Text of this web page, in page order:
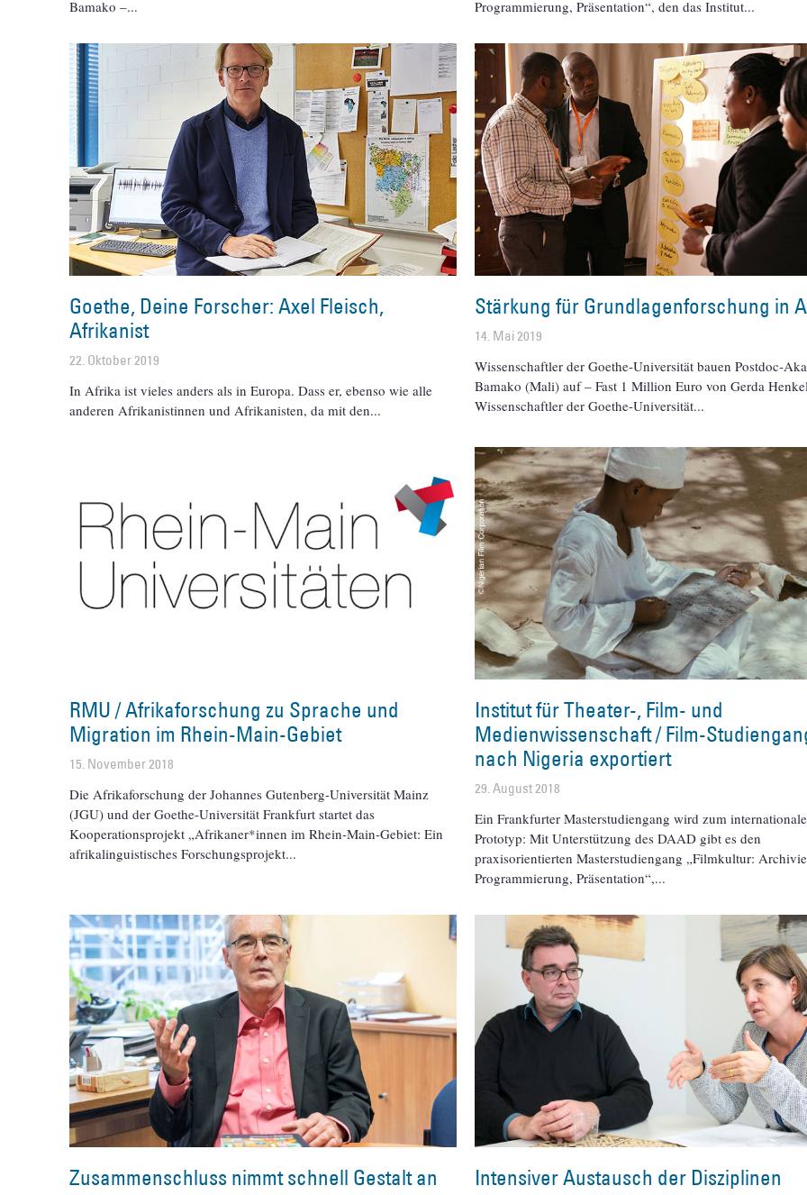
Bamako –
Programmierung, Präsentation“, den das Institut
Goethe, Deine Forscher: Axel Fleisch,
Afrikanist
22. Oktober 2019
In Afrika ist vieles anders als in Europa. Dass er, ebenso wie alle
anderen Afrikanistinnen und Afrikanisten, da mit den
Stärkung für Grundlagenforschung in
14. Mai 2019
Wissenschaftler der Goethe-Universität bauen Postdoc-
Bamako (Mali) auf – Fast 1 Million Euro von Gerda
Wissenschaftler der Goethe-Universität
RMU / Afrikaforschung zu Sprache und
Migration im Rhein-Main-Gebiet
15. November 2018
Die Afrikaforschung der Johannes Gutenberg-Universität Mainz
(JGU) und der Goethe-Universität Frankfurt startet das
Kooperationsprojekt „Afrikaner*innen im Rhein-Main-Gebiet: Ein
afrikalinguistisches Forschungsprojekt
Institut für Theater-, Film- und
Medienwissenschaft / Film-
nach Nigeria exportiert
29. August 2018
Ein Frankfurter Masterstudiengang wird zum
Prototyp: Mit Unterstützung des DAAD gibt es den
praxisorientierten Masterstudiengang „Filmkultur:
Programmierung, Präsentation“,
Zusammenschluss nimmt schnell Gestalt an Intensiver Austausch der Disziplinen